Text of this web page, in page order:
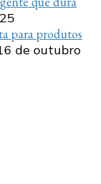
para produtos
de outubro